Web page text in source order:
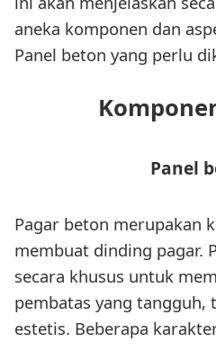
aneka komponen dan
Panel beton yang perlu
Panel
Pagar beton merupakan
membuat dinding pagar.
secara khusus untuk
pembatas yang tangguh,
estetis. Beberapa